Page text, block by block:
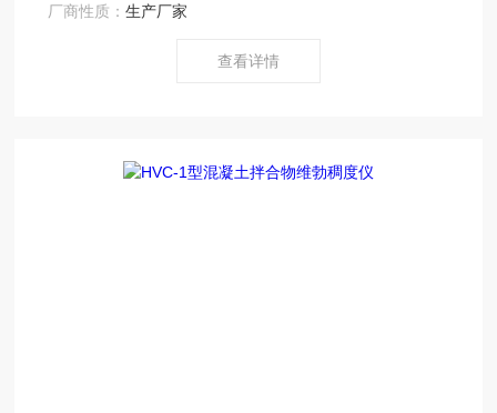
2009、JG/T 250-2009、JB3043 SL352 ASTMC143、
厂商性质：生产厂家
查看详情